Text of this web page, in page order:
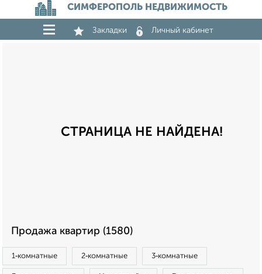
СИМФЕРОПОЛЬ НЕДВИЖИМОСТЬ
Закладки Личный кабинет
СТРАНИЦА НЕ НАЙДЕНА!
Продажа квартир (1580)
1‑комнатные 2‑комнатные 3‑комнатные